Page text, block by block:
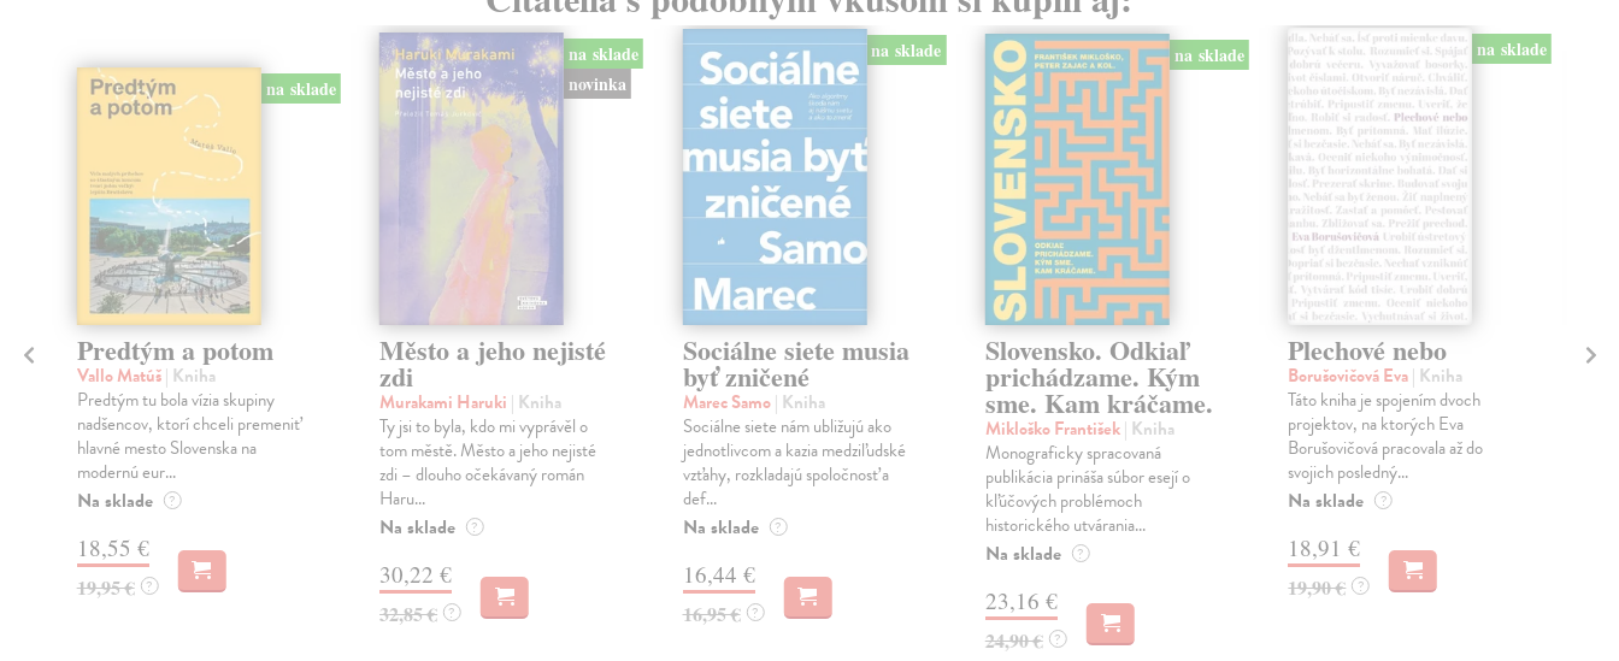
na sklade
Predtým a potom
Vallo Matúš| Kniha
Predtým tu bola vízia skupiny
nadšencov, ktorí chceli premeniť
hlavné mesto Slovenska na
modernú eur...
Na sklade ?
18,55 €
19,95 € ?
na sklade
novinka
Město a jeho nejisté
zdi
Murakami Haruki | Kniha
Ty jsi to byla, kdo mi vyprávěl o
tom městě. Město a jeho nejisté
zdi – dlouho očekávaný román
Haru...
Na sklade ?
30,22 €
32,85 € ?
na sklade
Sociálne siete musia
byť zničené
Marec Samo| Kniha
Sociálne siete nám ubližujú ako
jednotlivcom a kazia medziľudské
vzťahy, rozkladajú spoločnosť a
def...
Na sklade ?
16,44 €
16,95 € ?
na sklade
Slovensko. Odkiaľ
prichádzame. Kým
sme. Kam kráčame.
Mikloško František| Kniha
Monograficky spracovaná
publikácia prináša súbor esejí o
kľúčových problémoch
historického utvárania...
Na sklade ?
23,16 €
24,90 € ?
na sklade
Plechové nebo
Borušovičová Eva| Kniha
Táto kniha je spojením dvoch
projektov, na ktorých Eva
Borušovičová pracovala až do
svojich posledný...
Na sklade ?
18,91 €
19,90 € ?